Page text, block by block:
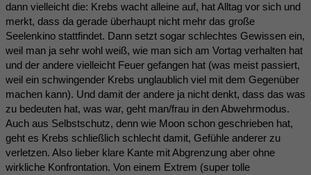
dann vielleicht die: Krebs wacht alleine auf, hat Alltag vor sich und
merkt, dass da gerade überhaupt nicht mehr das große
Seelenkino stattfindet. Dann setzt sogar schlechtes Gewissen ein,
weil man ja sehr wohl weiß, wie man sich am Vortag verhalten hat
und der andere vielleicht Feuer gefangen hat (was meist passiert,
weil ein schwingender Krebs unglaublich viel mit dem Gegenüber
machen kann). Und damit der andere ja nicht denkt, dass das was
zu bedeuten hat, was war, geht man/frau in den Abwehrmodus.
Auch aus Selbstschutz, denn wie Moon schon geschrieben hat,
geht es Krebs schließlich schlecht damit, Gefühle anderer zu
verletzen. Also lieber klare Kante mit Abgrenzung aber ohne
wirkliche Konfrontation. Von einem Extrem (super tolle